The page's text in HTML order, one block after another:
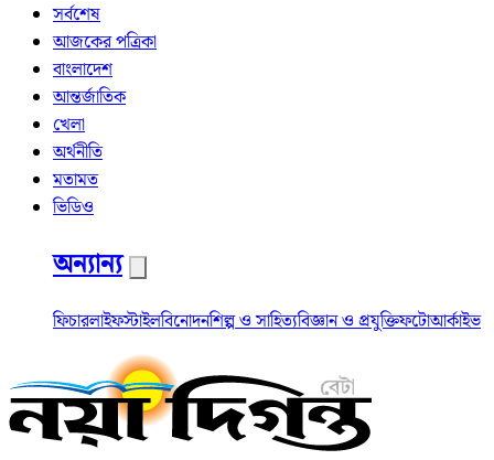
সর্বশেষ
আজকের পত্রিকা
বাংলাদেশ
আন্তর্জাতিক
খেলা
অর্থনীতি
মতামত
ভিডিও
অন্যান্য
ফিচারলাইফস্টাইলবিনোদনশিল্প ও সাহিত্যবিজ্ঞান ও প্রযুক্তিফটোআর্কাইভ